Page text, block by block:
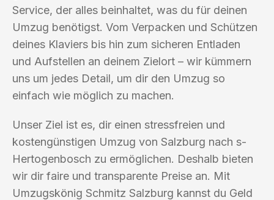
Service, der alles beinhaltet, was du für deinen
Umzug benötigst. Vom Verpacken und Schützen
deines Klaviers bis hin zum sicheren Entladen
und Aufstellen an deinem Zielort – wir kümmern
uns um jedes Detail, um dir den Umzug so
einfach wie möglich zu machen.
Unser Ziel ist es, dir einen stressfreien und
kostengünstigen Umzug von Salzburg nach s-
Hertogenbosch zu ermöglichen. Deshalb bieten
wir dir faire und transparente Preise an. Mit
Umzugskönig Schmitz Salzburg kannst du Geld